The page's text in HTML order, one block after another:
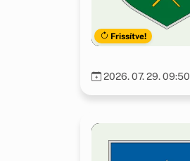
Frissítve!
2026. 07. 29. 09:50